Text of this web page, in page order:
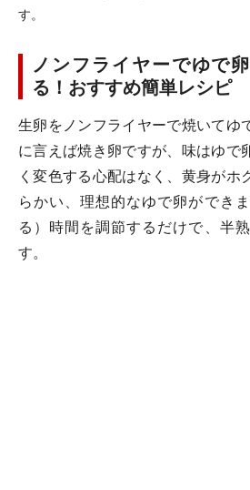
す。
ノンフライヤーでゆで
る！おすすめ簡単レシピ
生卵をノンフライヤーで焼いてゆ
に言えば焼き卵ですが、味はゆで
く変色する心配はなく、黄身がホ
らかい、理想的なゆで卵ができ
る）時間を調節するだけで、半
す。